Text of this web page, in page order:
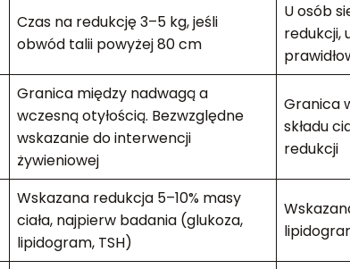
Czas na redukcję 3–5 kg, jeśli
obwód talii powyżej 80 cm
U osób
redukcji,
Granica między nadwagą a
wczesną otyłością. Bezwzględne
wskazanie do interwencji
żywieniowej
Granica
składu
redukcji
Wskazana redukcja 5–10% masy
ciała, najpierw badania (glukoza,
lipidogram, TSH)